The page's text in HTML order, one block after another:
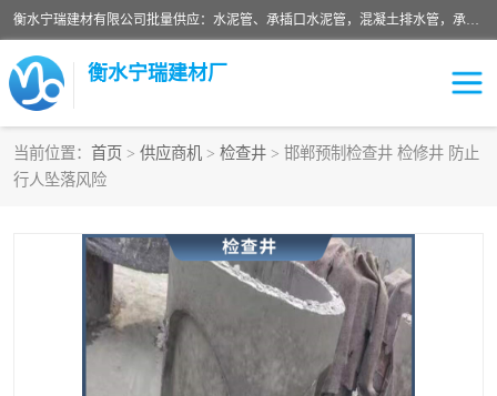
衡水宁瑞建材有限公司批量供应：水泥管、承插口水泥管，混凝土排水管，承插口水泥管，企口水泥管，钢承口水泥管，顶管，平口水泥管，水泥检查井，混凝土检查井，预制混凝土检查井，矩形检查井，圆形检查井等产品。
衡水宁瑞建材厂
当前位置： 首页 > 供应商机 > 检查井 > 邯郸预制检查井 检修井 防止
行人坠落风险
检查井
水泥检查井 水泥管
圆形检查井 矩形检查井
混凝土检查井 预制混凝土检查井